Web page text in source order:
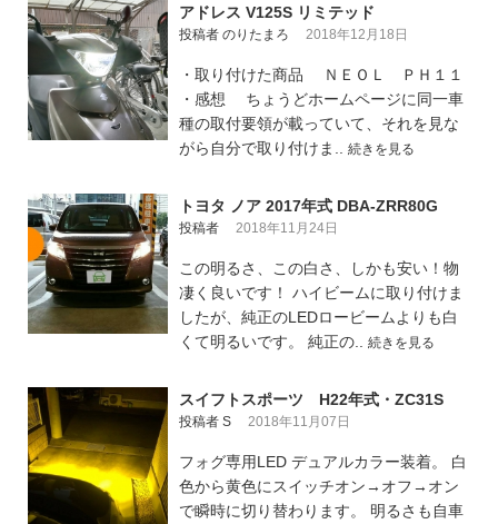
アドレス V125S リミテッド
投稿者 のりたまろ 2018年12月18日
・取り付けた商品 ＮＥＯＬ ＰＨ１１
・感想 ちょうどホームページに同一車
種の取付要領が載っていて、それを見な
がら自分で取り付けま.. 続きを見る
トヨタ ノア 2017年式 DBA-ZRR80G
投稿者 2018年11月24日
この明るさ、この白さ、しかも安い！物
凄く良いです！ ハイビームに取り付けま
したが、純正のLEDロービームよりも白
くて明るいです。 純正の.. 続きを見る
スイフトスポーツ H22年式・ZC31S
投稿者 S 2018年11月07日
フォグ専用LED デュアルカラー装着。 白
色から黄色にスイッチオン→オフ→オン
で瞬時に切り替わります。 明るさも自車